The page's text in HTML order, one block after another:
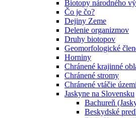
Biotopy národného
Čo je čo?
Dejiny Zeme
Delenie organizmov
Druhy biotopov
Geomorfologické
Horniny
Chránené krajinné
Chránené stromy
Chránené vtáčie
Jaskyne na Slovensku
Bachureň
Beskydské